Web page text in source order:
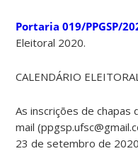
Portaria 019/PPGSP/
Eleitoral 2020.
CALENDÁRIO
As inscrições de
mail
23 de setembro de